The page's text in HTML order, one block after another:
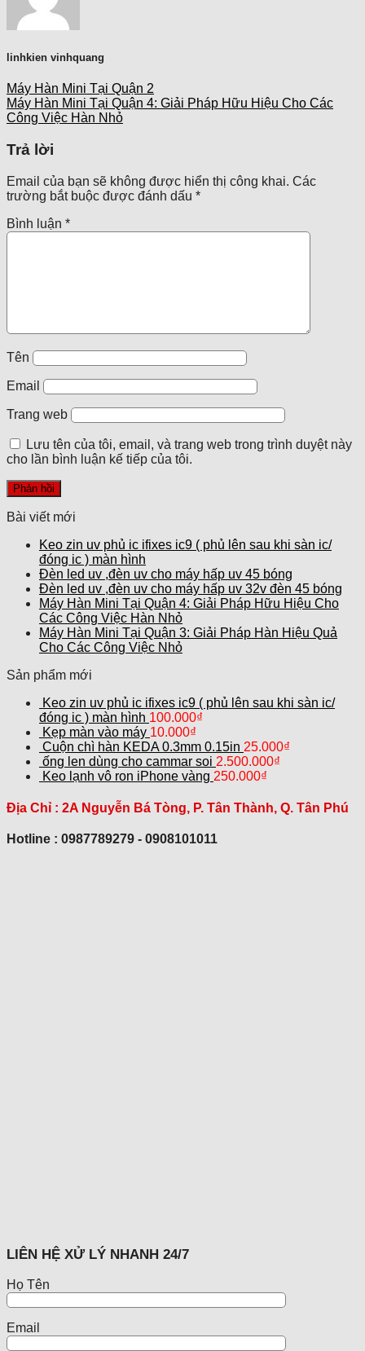
linhkien vinhquang
Máy Hàn Mini Tại Quận 2
Máy Hàn Mini Tại Quận 4: Giải Pháp Hữu Hiệu Cho Các
Công Việc Hàn Nhỏ
Trả lời
Email của bạn sẽ không được hiển thị công khai. Các
trường bắt buộc được đánh dấu *
Bình luận *
Tên
Email
Trang web
Lưu tên của tôi, email, và trang web trong trình duyệt này
cho lần bình luận kế tiếp của tôi.
Bài viết mới
Keo zin uv phủ ic ifixes ic9 ( phủ lên sau khi sàn ic/
đóng ic ) màn hình
Đèn led uv ,đèn uv cho máy hấp uv 45 bóng
Đèn led uv ,đèn uv cho máy hấp uv 32v đèn 45 bóng
Máy Hàn Mini Tại Quận 4: Giải Pháp Hữu Hiệu Cho
Các Công Việc Hàn Nhỏ
Máy Hàn Mini Tại Quận 3: Giải Pháp Hàn Hiệu Quả
Cho Các Công Việc Nhỏ
Sản phẩm mới
Keo zin uv phủ ic ifixes ic9 ( phủ lên sau khi sàn ic/
đóng ic ) màn hình 100.000₫
Kẹp màn vào máy 10.000₫
Cuộn chì hàn KEDA 0.3mm 0.15in 25.000₫
ống len dùng cho cammar soi 2.500.000₫
Keo lạnh vô ron iPhone vàng 250.000₫
Địa Chỉ : 2A Nguyễn Bá Tòng, P. Tân Thành, Q. Tân Phú
Hotline : 0987789279 - 0908101011
LIÊN HỆ XỬ LÝ NHANH 24/7
Họ Tên
Email